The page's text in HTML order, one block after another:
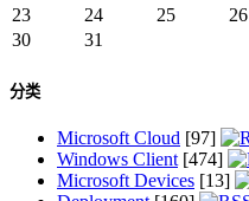
23
24 25 26
30
31
分类
Microsoft Cloud [97]
Windows Client[474]
Microsoft Devices [13]